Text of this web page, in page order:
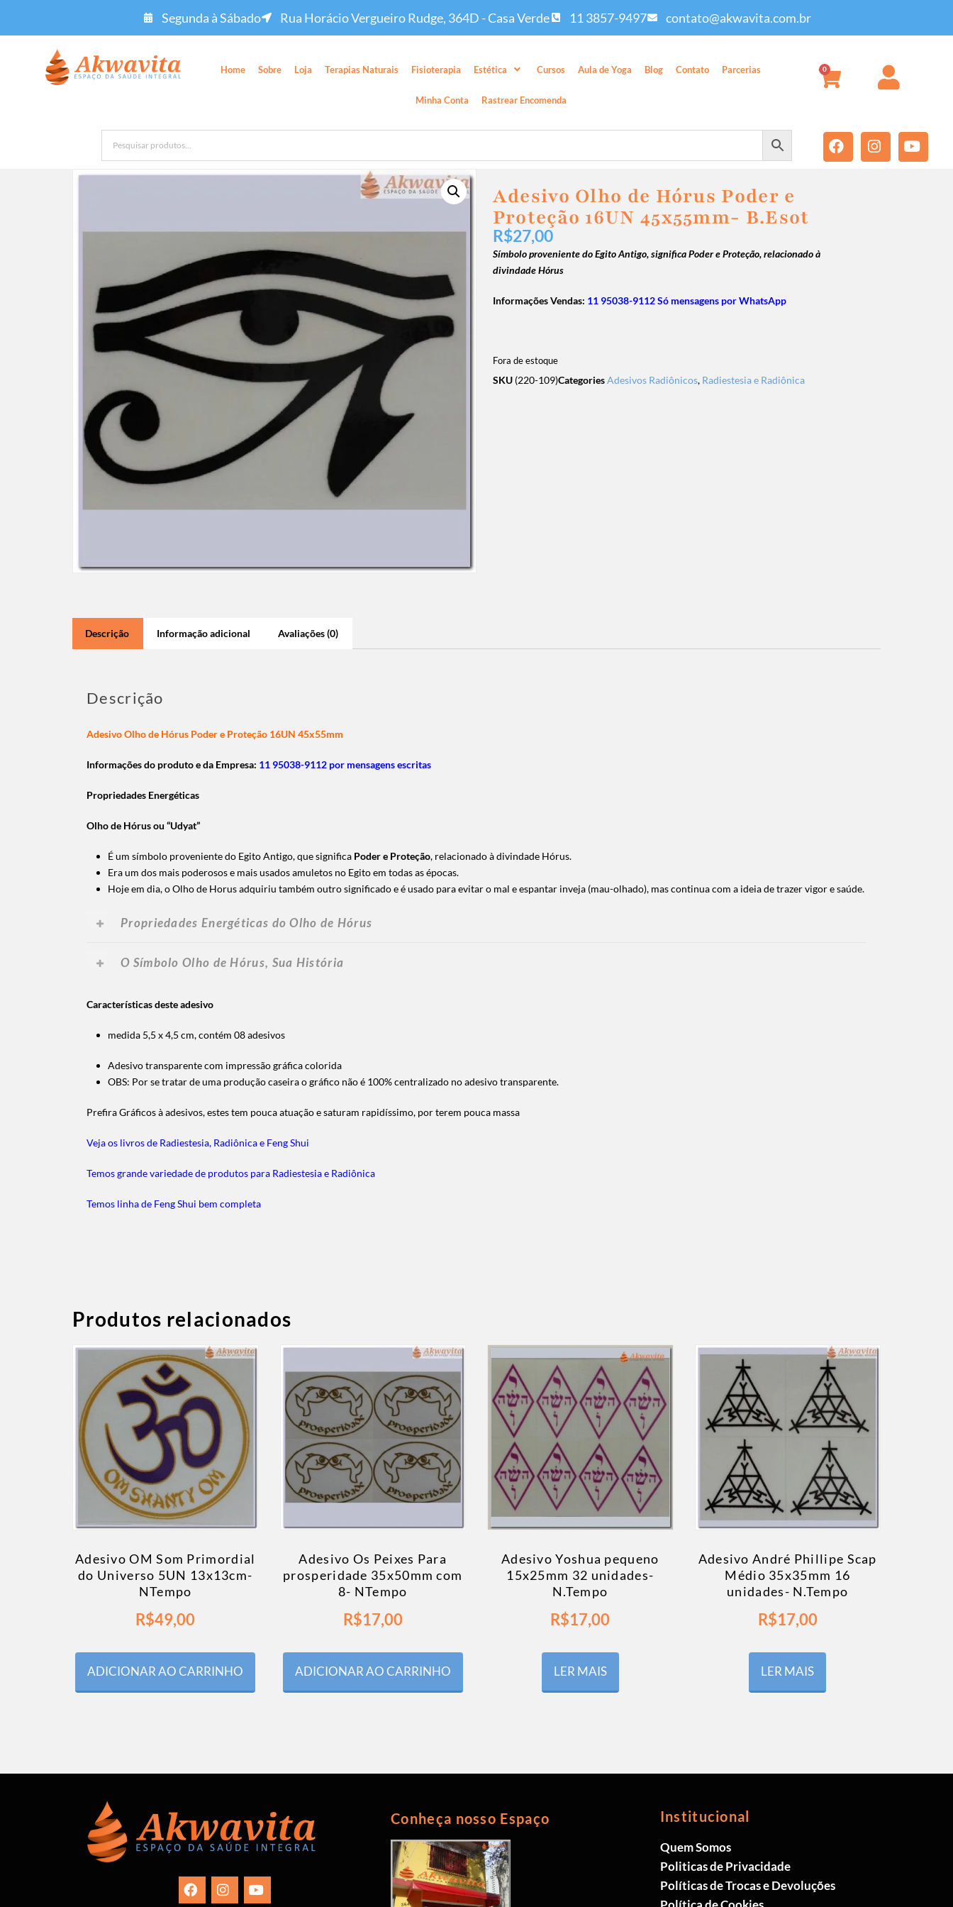
Segunda à Sábado Rua Horácio Vergueiro Rudge, 364D - Casa Verde 11 3857-9497 contato@akwavita.com.br
Home Sobre Loja Terapias Naturais Fisioterapia Estética Cursos Aula de Yoga Blog Contato Parcerias
Minha Conta Rastrear Encomenda
0
Adesivo Olho de Hórus Poder e
Proteção 16UN 45x55mm- B.Esot
R$27,00
Símbolo proveniente do Egito Antigo, significa Poder e Proteção, relacionado à
divindade Hórus
Informações Vendas: 11 95038-9112 Só mensagens por WhatsApp
Fora de estoque
SKU (220-109)CategoriesAdesivos Radiônicos, Radiestesia e Radiônica
Descrição Informação adicional Avaliações (0)
Descrição
Adesivo Olho de Hórus Poder e Proteção 16UN 45x55mm
Informações do produto e da Empresa: 11 95038-9112 por mensagens escritas
Propriedades Energéticas
Olho de Hórus ou “Udyat”
É um símbolo proveniente do Egito Antigo, que significa Poder e Proteção, relacionado à divindade Hórus.
Era um dos mais poderosos e mais usados amuletos no Egito em todas as épocas.
Hoje em dia, o Olho de Horus adquiriu também outro significado e é usado para evitar o mal e espantar inveja (mau-olhado), mas continua com a ideia de trazer vigor e saúde.
Propriedades Energéticas do Olho de Hórus
O Símbolo Olho de Hórus, Sua História
Características deste adesivo
medida 5,5 x 4,5 cm, contém 08 adesivos
Adesivo transparente com impressão gráfica colorida
OBS: Por se tratar de uma produção caseira o gráfico não é 100% centralizado no adesivo transparente.
Prefira Gráficos à adesivos, estes tem pouca atuação e saturam rapidíssimo, por terem pouca massa
Veja os livros de Radiestesia, Radiônica e Feng Shui
Temos grande variedade de produtos para Radiestesia e Radiônica
Temos linha de Feng Shui bem completa
Produtos relacionados
Adesivo OM Som Primordial
do Universo 5UN 13x13cm-
NTempo
R$49,00
ADICIONAR AO CARRINHO
Adesivo Os Peixes Para
prosperidade 35x50mm com
8- NTempo
R$17,00
ADICIONAR AO CARRINHO
Adesivo Yoshua pequeno
15x25mm 32 unidades-
N.Tempo
R$17,00
LER MAIS
Adesivo André Phillipe Scap
Médio 35x35mm 16
unidades- N.Tempo
R$17,00
LER MAIS
Conheça nosso Espaço Institucional
Quem Somos
Politicas de Privacidade
Políticas de Trocas e Devoluções